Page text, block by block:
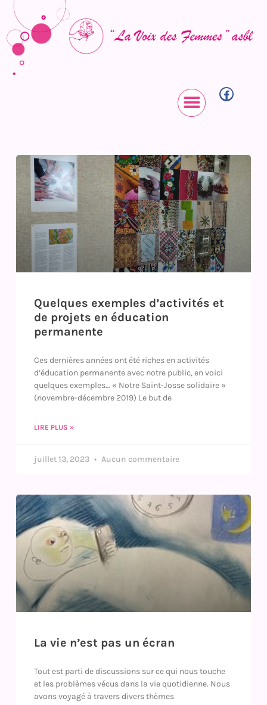
Quelques exemples d’activités et
de projets en éducation
permanente
Ces dernières années ont été riches en activités
d’éducation permanente avec notre public, en voici
quelques exemples… « Notre Saint-Josse solidaire »
(novembre-décembre 2019) Le but de
LIRE PLUS »
juillet 13, 2023 Aucun commentaire
La vie n’est pas un écran
Tout est parti de discussions sur ce qui nous touche
et les problèmes vécus dans la vie quotidienne. Nous
avons voyagé à travers divers thèmes